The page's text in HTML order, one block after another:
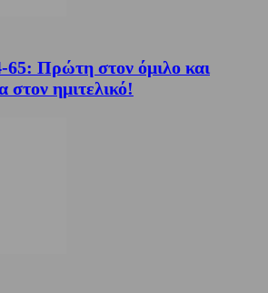
65: Πρώτη στον όμιλο και
ημιτελικό!